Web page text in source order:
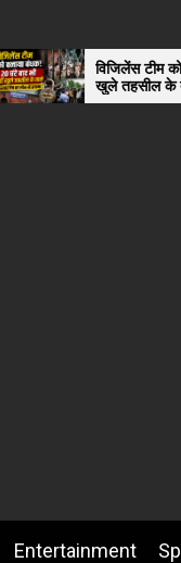
विजिलेंस टीम को बनाया बंधक,
खुले तहसील के ताले
Entertainment